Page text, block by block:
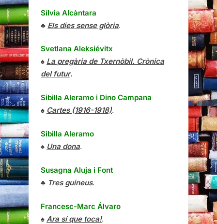
Sílvia Alcàntara
♣ Els dies sense glòria.
Svetlana Aleksiévitx
♠ La pregària de Txernòbil. Crònica
del futur.
Sibilla Aleramo i Dino Campana
♠ Cartes (1916-1918).
Sibilla Aleramo
♠ Una dona.
Susagna Aluja i Font
♣ Tres guineus.
Francesc-Marc Álvaro
♠ Ara sí que toca!.